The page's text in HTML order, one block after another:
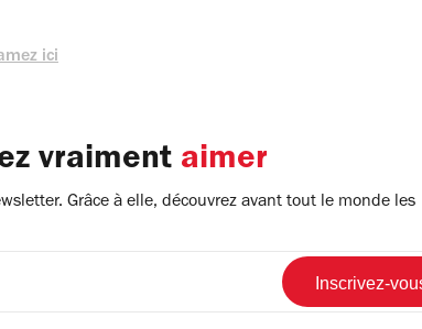
ici
vraiment aimer
Grâce à elle, découvrez avant tout le monde les